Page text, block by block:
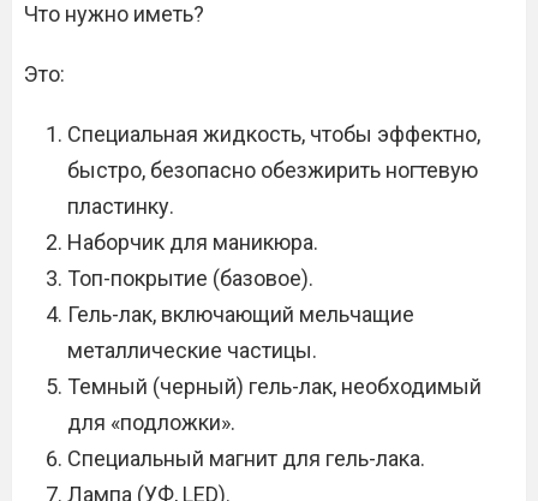
Что нужно иметь?
Это:
Специальная жидкость, чтобы эффектно,
быстро, безопасно обезжирить ногтевую
пластинку.
Наборчик для маникюра.
Топ-покрытие (базовое).
Гель-лак, включающий мельчащие
металлические частицы.
Темный (черный) гель-лак, необходимый
для «подложки».
Специальный магнит для гель-лака.
Лампа (УФ, LED).